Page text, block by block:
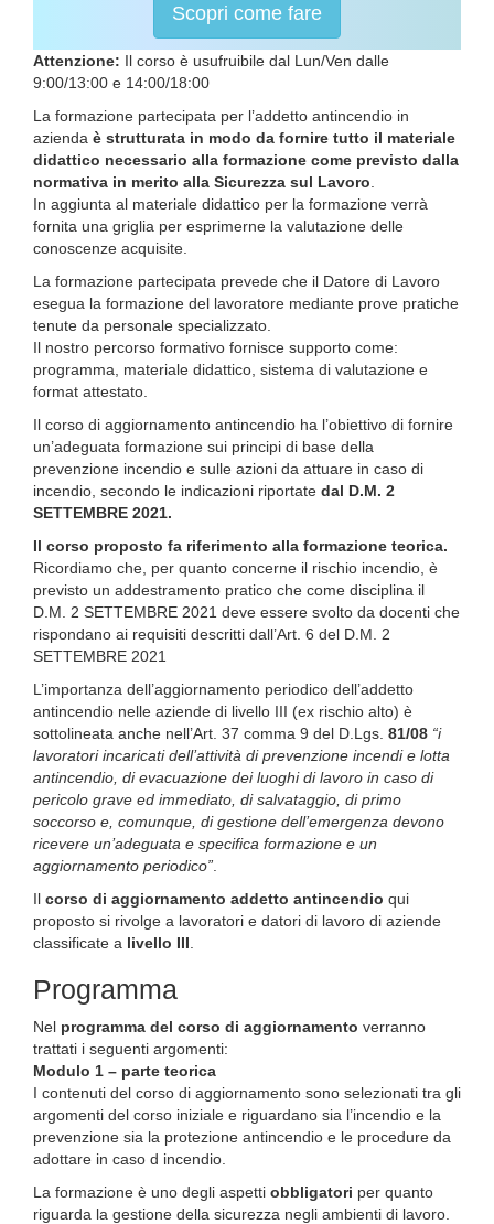
Scopri come fare
Attenzione: Il corso è usufruibile dal Lun/Ven dalle
9:00/13:00 e 14:00/18:00
La formazione partecipata per l’addetto antincendio in
azienda è strutturata in modo da fornire tutto il materiale
didattico necessario alla formazione come previsto dalla
normativa in merito alla Sicurezza sul Lavoro
In aggiunta al materiale didattico per la formazione verrà
fornita una griglia per esprimerne la valutazione delle
conoscenze acquisite.
La formazione partecipata prevede che il Datore di Lavoro
esegua la formazione del lavoratore mediante prove pratiche
tenute da personale specializzato.
Il nostro percorso formativo fornisce supporto come:
programma, materiale didattico, sistema di valutazione e
format attestato.
Il corso di aggiornamento antincendio ha l’obiettivo di fornire
un’adeguata formazione sui principi di base della
prevenzione incendio e sulle azioni da attuare in caso di
incendio, secondo le indicazioni riportate dal D.M. 2
SETTEMBRE 2021.
Il corso proposto fa riferimento alla formazione teorica.
Ricordiamo che, per quanto concerne il rischio incendio, è
previsto un addestramento pratico che come disciplina il
D.M. 2 SETTEMBRE 2021 deve essere svolto da docenti che
rispondano ai requisiti descritti dall’Art. 6 del D.M. 2
SETTEMBRE 2021
L’importanza dell’aggiornamento periodico dell’addetto
antincendio nelle aziende di livello III (ex rischio alto) è
sottolineata anche nell’Art. 37 comma 9 del D.Lgs. 81/08 “i
lavoratori incaricati dell’attività di prevenzione incendi e lotta
antincendio, di evacuazione dei luoghi di lavoro in caso di
pericolo grave ed immediato, di salvataggio, di primo
soccorso e, comunque, di gestione dell’emergenza devono
ricevere un’adeguata e specifica formazione e un
aggiornamento periodico”
Il corso di aggiornamento addetto antincendio qui
proposto si rivolge a lavoratori e datori di lavoro di aziende
classificate a livello III
Programma
Nel programma del corso di aggiornamento verranno
trattati i seguenti argomenti:
Modulo 1 – parte teorica
I contenuti del corso di aggiornamento sono selezionati tra gli
argomenti del corso iniziale e riguardano sia l’incendio e la
prevenzione sia la protezione antincendio e le procedure da
adottare in caso d incendio.
La formazione è uno degli aspetti obbligatori per quanto
riguarda la gestione della sicurezza negli ambienti di lavoro.